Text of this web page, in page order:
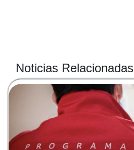
Noticias Relacionadas